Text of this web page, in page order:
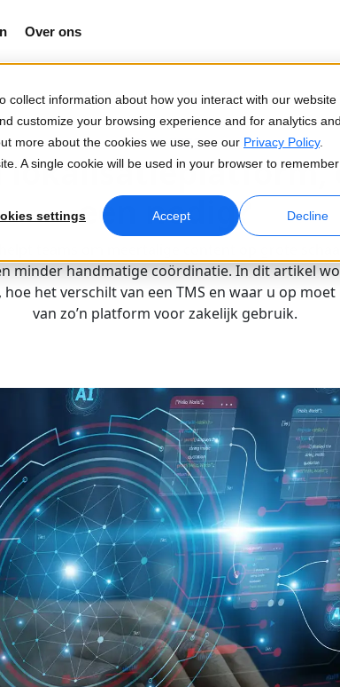
information about how you interact with our website
customize your browsing experience and for analytics and
more about the cookies we use, see our Privacy Policy.
A single cookie will be used in your browser to
settings Accept Decline
Over ons
02-04-2026
lokalisatieplatform,
een nodig?
teams om meertalige content op grote
minder handmatige coördinatie. In dit artikel
het verschilt van een TMS en waar u op
van zo’n platform voor zakelijk gebruik.